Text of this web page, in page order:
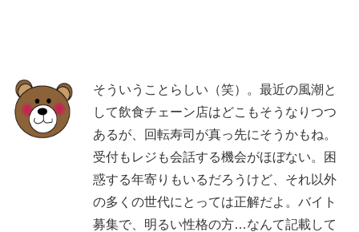
そういうことらしい（笑）。最近の風潮と
して飲食チェーン店はどこもそうなりつつ
あるが、回転寿司が真っ先にそうかもね。
受付もレジも会話する機会がほぼない。困
惑する年寄りもいるだろうけど、それ以外
の多くの世代にとっては正解だよ。バイト
募集で、明るい性格の方…なんて記載して